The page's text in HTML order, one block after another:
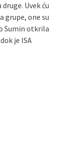
Uvek ću
grupe, one su
Sumin otkrila
je ISA